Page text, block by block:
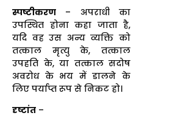
स्पष्टीकरण – अपराधी का
उपस्थित होना कहा जाता है,
यदि वह उस अन्य व्यक्ति को
तत्काल मृत्यु के, तत्काल
उपहति के, या तत्काल सदोष
अवरोध के भय में डालने के
लिए पर्याप्त रूप से निकट हो।
दृष्टांत –